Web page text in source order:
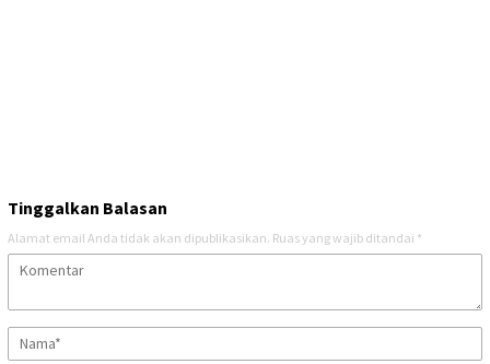
Tinggalkan Balasan
Alamat email Anda tidak akan dipublikasikan. Ruas yang wajib ditandai *